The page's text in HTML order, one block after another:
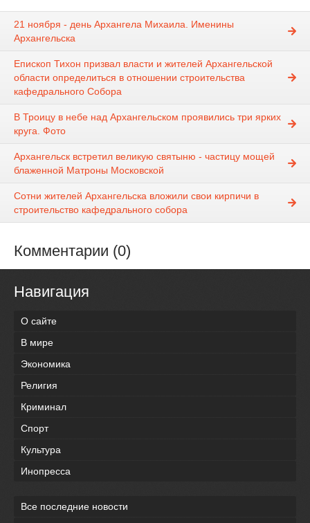
21 ноября - день Архангела Михаила. Именины
Архангельска
Епископ Тихон призвал власти и жителей Архангельской
области определиться в отношении строительства
кафедрального Собора
В Троицу в небе над Архангельском проявились три ярких
круга. Фото
Архангельск встретил великую святыню - частицу мощей
блаженной Матроны Московской
Сотни жителей Архангельска вложили свои кирпичи в
строительство кафедрального собора
Комментарии (0)
Навигация
О сайте
В мире
Экономика
Религия
Криминал
Спорт
Культура
Инопресса
Все последние новости